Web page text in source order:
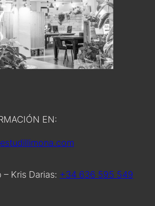
EN:
Kris Darias: +34 636 595 549